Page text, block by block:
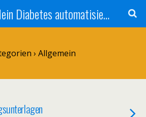
zehn.be - Mein Diabetes automatisieren
› Allgemein